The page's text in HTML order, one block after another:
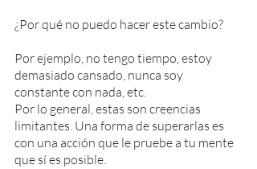
¿Por qué no puedo hacer este cambio?
Por ejemplo, no tengo tiempo, estoy
demasiado cansado, nunca soy
constante con nada, etc.
Por lo general, estas son creencias
limitantes. Una forma de superarlas es
con una acción que le pruebe a tu mente
que sí es posible.